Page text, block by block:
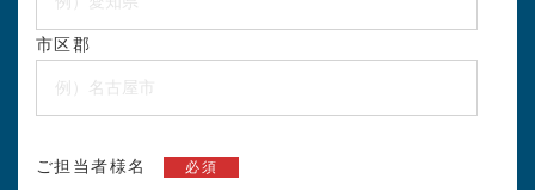
市区郡
ご担当者様名 必須